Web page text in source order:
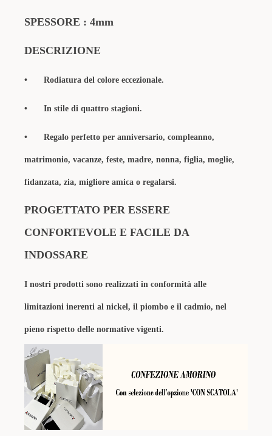
SPESSORE : 4mm
DESCRIZIONE
• Rodiatura del colore eccezionale.
• In stile di quattro stagioni.
• Regalo perfetto per anniversario, compleanno,
matrimonio, vacanze, feste, madre, nonna, figlia, moglie,
fidanzata, zia, migliore amica o regalarsi.
PROGETTATO PER ESSERE
CONFORTEVOLE E FACILE DA
INDOSSARE
I nostri prodotti sono realizzati in conformità alle
limitazioni inerenti al nickel, il piombo e il cadmio, nel
pieno rispetto delle normative vigenti.